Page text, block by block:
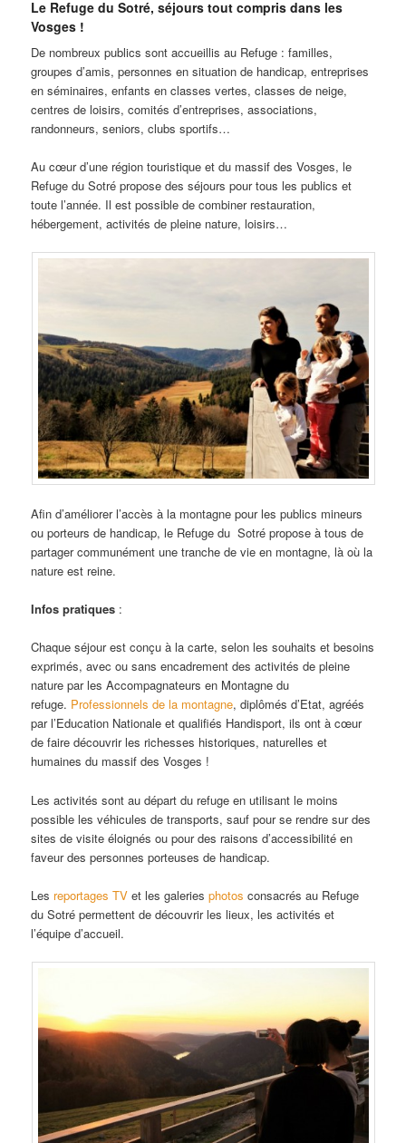
Le Refuge du Sotré, séjours tout compris dans les
Vosges !
De nombreux publics sont accueillis au Refuge : familles,
groupes d’amis, personnes en situation de handicap, entreprises
en séminaires, enfants en classes vertes, classes de neige,
centres de loisirs, comités d’entreprises, associations,
randonneurs, seniors, clubs sportifs…
Au cœur d’une région touristique et du massif des Vosges, le
Refuge du Sotré propose des séjours pour tous les publics et
toute l’année. Il est possible de combiner restauration,
hébergement, activités de pleine nature, loisirs…
Afin d’améliorer l’accès à la montagne pour les publics mineurs
ou porteurs de handicap, le Refuge du Sotré propose à tous de
partager communément une tranche de vie en montagne, là où la
nature est reine.
Infos pratiques :
Chaque séjour est conçu à la carte, selon les souhaits et besoins
exprimés, avec ou sans encadrement des activités de pleine
nature par les Accompagnateurs en Montagne du
refuge. Professionnels de la montagne, diplômés d’Etat, agréés
par l’Education Nationale et qualifiés Handisport, ils ont à cœur
de faire découvrir les richesses historiques, naturelles et
humaines du massif des Vosges !
Les activités sont au départ du refuge en utilisant le moins
possible les véhicules de transports, sauf pour se rendre sur des
sites de visite éloignés ou pour des raisons d’accessibilité en
faveur des personnes porteuses de handicap.
Les reportages TV et les galeriesphotosconsacrés au Refuge
du Sotré permettent de découvrir les lieux, les activités et
l’équipe d’accueil.